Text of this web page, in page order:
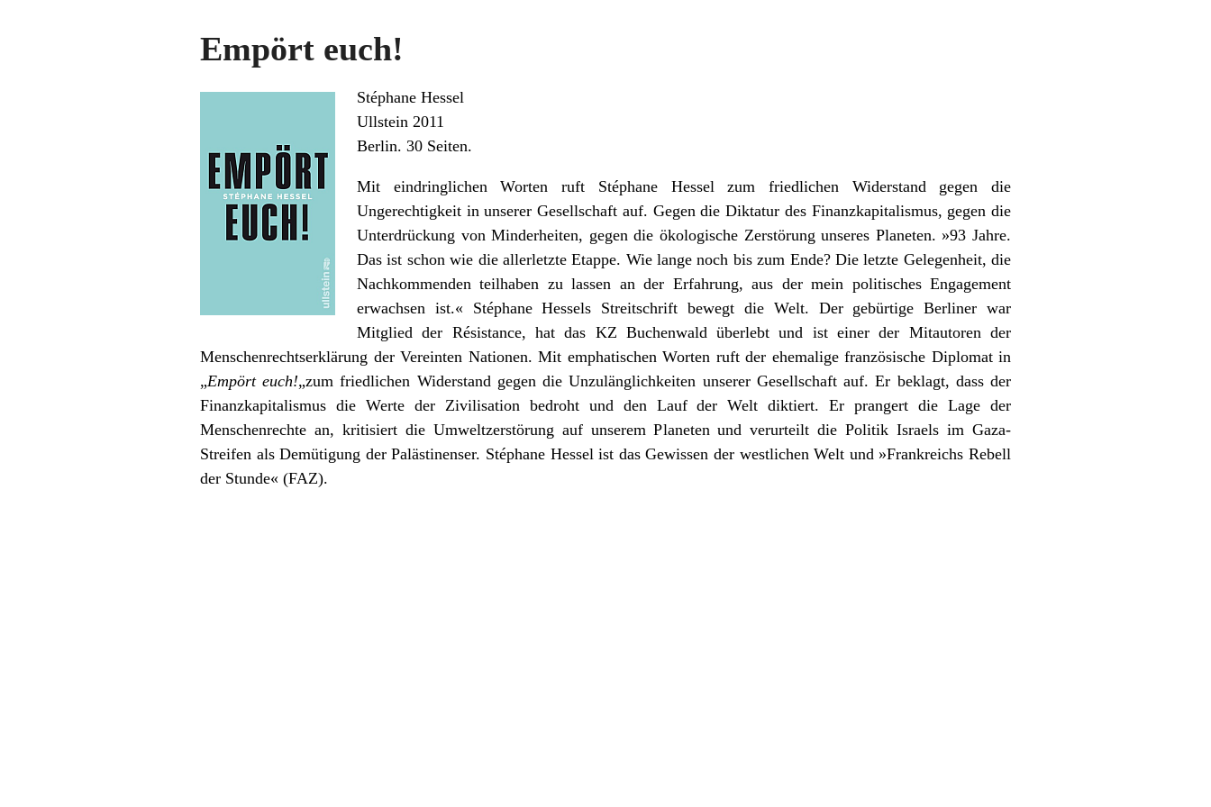
Empört euch!
Stéphane Hessel
Ullstein 2011
Berlin. 30 Seiten.
Mit eindringlichen Worten ruft Stéphane Hessel zum friedlichen Widerstand gegen die
Ungerechtigkeit in unserer Gesellschaft auf. Gegen die Diktatur des Finanzkapitalismus, gegen die
Unterdrückung von Minderheiten, gegen die ökologische Zerstörung unseres Planeten. »93 Jahre.
Das ist schon wie die allerletzte Etappe. Wie lange noch bis zum Ende? Die letzte Gelegenheit, die
Nachkommenden teilhaben zu lassen an der Erfahrung, aus der mein politisches Engagement
erwachsen ist.« Stéphane Hessels Streitschrift bewegt die Welt. Der gebürtige Berliner war
Mitglied der Résistance, hat das KZ Buchenwald überlebt und ist einer der Mitautoren der
Menschenrechtserklärung der Vereinten Nationen. Mit emphatischen Worten ruft der ehemalige französische Diplomat in
„Empört euch!„zum friedlichen Widerstand gegen die Unzulänglichkeiten unserer Gesellschaft auf. Er beklagt, dass der
Finanzkapitalismus die Werte der Zivilisation bedroht und den Lauf der Welt diktiert. Er prangert die Lage der
Menschenrechte an, kritisiert die Umweltzerstörung auf unserem Planeten und verurteilt die Politik Israels im Gaza-
Streifen als Demütigung der Palästinenser. Stéphane Hessel ist das Gewissen der westlichen Welt und »Frankreichs Rebell
der Stunde« (FAZ).